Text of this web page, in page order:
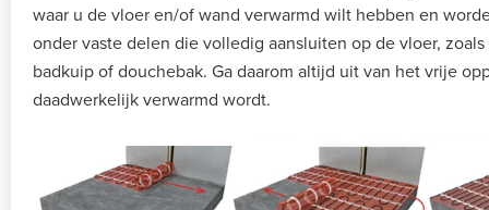
waar u de vloer en/of wand verwarmd wilt hebben en
onder vaste delen die volledig aansluiten op de vloer,
badkuip of douchebak. Ga daarom altijd uit van het vrije
daadwerkelijk verwarmd wordt.